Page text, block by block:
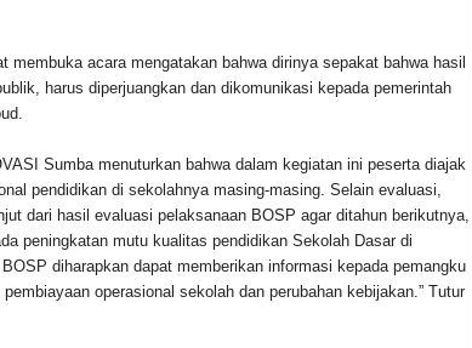
acara mengatakan bahwa dirinya sepakat bahwa hasil
harus diperjuangkan dan dikomunikasi kepada pemerintah
Sumba menuturkan bahwa dalam kegiatan ini peserta diajak
pendidikan di sekolahnya masing-masing. Selain evaluasi,
dari hasil evaluasi pelaksanaan BOSP agar ditahun berikutnya,
peningkatan mutu kualitas pendidikan Sekolah Dasar di
diharapkan dapat memberikan informasi kepada pemangku
operasional sekolah dan perubahan kebijakan.” Tutur